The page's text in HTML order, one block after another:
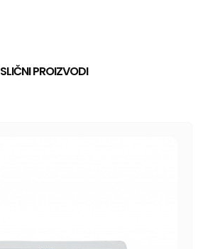
SLIČNI PROIZVODI